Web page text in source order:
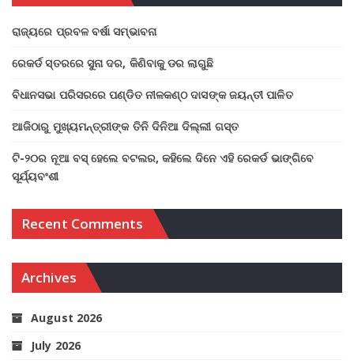
ରାଜ୍ୟରେ ପ୍ରବଳ ବର୍ଷା ସମ୍ଭାବନା
ରେକର୍ଡ ସ୍ତରରେ ସୁନା ଦର, କିଣିବାକୁ ଡର ଲାଗୁଛି
ବିଧାନସଭା ପରିସରରେ ପଣ୍ଡିତ ନୀଳକଣ୍ଠ ଦାସଙ୍କ ଜୟନ୍ତୀ ପାଳିତ
ଆଜିଠାରୁ ମୁଖ୍ୟମନ୍ତ୍ରୀଙ୍କ ତିନି ଦିନିଆ ଦିଲ୍ଲୀ ଗସ୍ତ
ଟି-୨୦ର ନୂଆ ବସ୍ ହେଲେ ବଟଲର, କହିଲେ ଦିନେ ଏହି ରେକର୍ଡ ଭାଙ୍ଗିବେ
ସୂର୍ଯ୍ୟବଂଶୀ
Recent Comments
Archives
August 2026
July 2026